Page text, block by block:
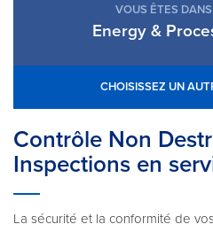
VOUS ÊTES
Energy &
CHOISISSEZ UN
Contrôle Non
Inspections en
La sécurité et la conformité de